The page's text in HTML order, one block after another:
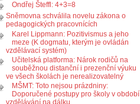
Ondřej Šteffl: 4+3=8
Sněmovna schválila novelu zákona o
pedagogických pracovnících
Karel Lippmann: Pozitivismus a jeho
meze (K dogmatu, kterým je ovládán
vzdělávací systém)
Učitelská platforma: Nárok rodičů na
souběžnou distanční i prezenční výuku
ve všech školách je nerealizovatelný
MŠMT: Toto nejsou prázdniny:
Doporučené postupy pro školy v období